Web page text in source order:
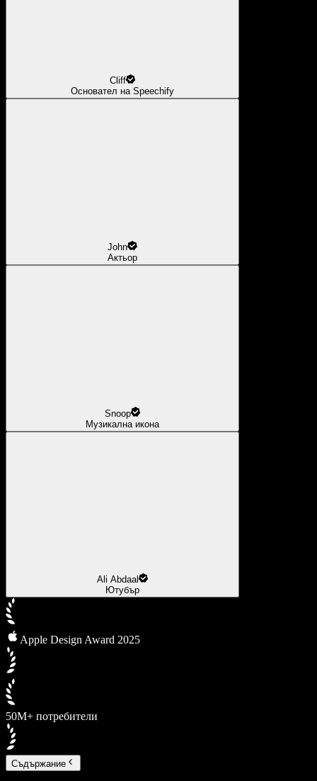
Cliff
Основател на Speechify
John
Актьор
Snoop
Музикална икона
Ali Abdaal
Ютубър
Apple Design Award 2025
50M+ потребители
Съдържание